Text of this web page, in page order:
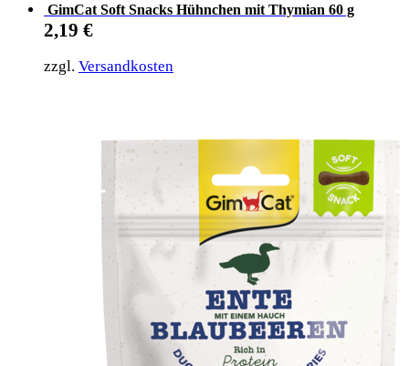
GimCat Soft Snacks Hühnchen mit Thymian 60 g
2,19 €
zzgl. Versandkosten